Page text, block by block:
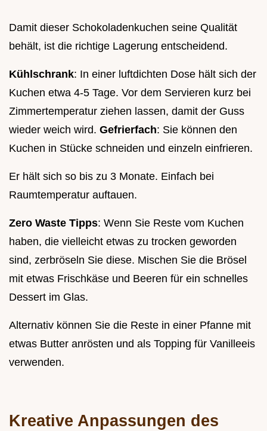
Damit dieser Schokoladenkuchen seine Qualität
behält, ist die richtige Lagerung entscheidend.
Kühlschrank: In einer luftdichten Dose hält sich der
Kuchen etwa 4-5 Tage. Vor dem Servieren kurz bei
Zimmertemperatur ziehen lassen, damit der Guss
wieder weich wird. Gefrierfach: Sie können den
Kuchen in Stücke schneiden und einzeln einfrieren.
Er hält sich so bis zu 3 Monate. Einfach bei
Raumtemperatur auftauen.
Zero Waste Tipps: Wenn Sie Reste vom Kuchen
haben, die vielleicht etwas zu trocken geworden
sind, zerbröseln Sie diese. Mischen Sie die Brösel
mit etwas Frischkäse und Beeren für ein schnelles
Dessert im Glas.
Alternativ können Sie die Reste in einer Pfanne mit
etwas Butter anrösten und als Topping für Vanilleeis
verwenden.
Kreative Anpassungen des